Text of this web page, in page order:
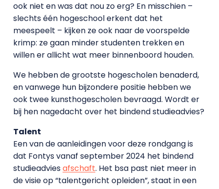
ook niet en was dat nou zo erg? En misschien –
slechts één hogeschool erkent dat het
meespeelt – kijken ze ook naar de voorspelde
krimp: ze gaan minder studenten trekken en
willen er allicht wat meer binnenboord houden.
We hebben de grootste hogescholen benaderd,
en vanwege hun bijzondere positie hebben we
ook twee kunsthogescholen bevraagd. Wordt er
bij hen nagedacht over het bindend studieadvies?
Talent
Een van de aanleidingen voor deze rondgang is
dat Fontys vanaf september 2024 het bindend
studieadviesafschaft. Het bsa past niet meer in
de visie op “talentgericht opleiden”, staat in een